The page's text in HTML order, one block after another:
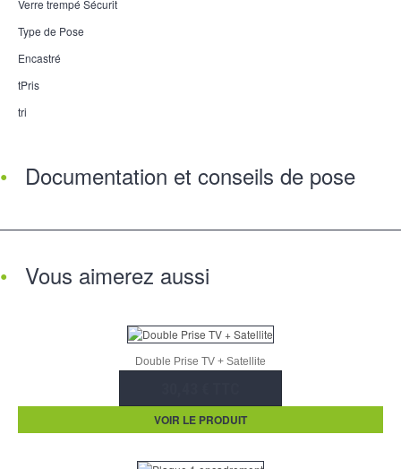
Verre trempé Sécurit
Type de Pose
Encastré
tPris
tri
Documentation et conseils de pose
Vous aimerez aussi
Double Prise TV + Satellite
VOIR LE PRODUIT